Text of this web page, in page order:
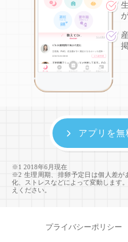
※1 2018年6月現在
※2 生理周期、排卵予定日は個人差が
化、ストレスなどによって変動します
えください。
アプリを無
プライバシーポリシー